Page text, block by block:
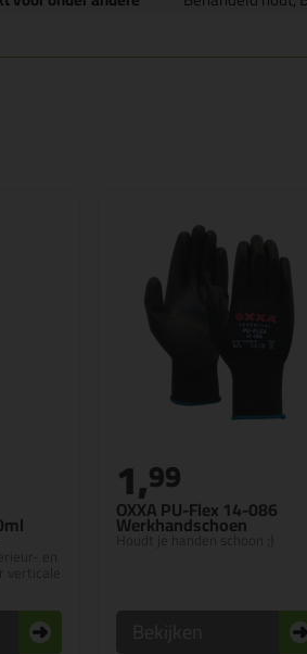
OXXA PU-Flex 14-086
Werkhandschoen
Houdt je handen schoon ;)
1,99